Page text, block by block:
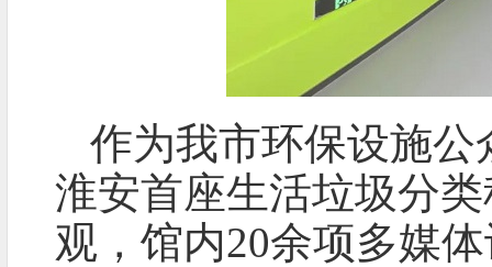
作为我市环保设施
淮安首座生活垃圾分
观，馆内20余项多媒